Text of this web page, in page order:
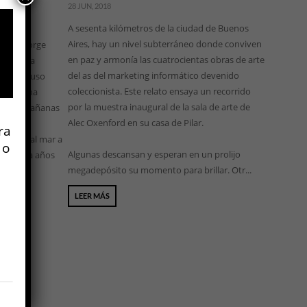
a Jorge
La
compuso
de una
las mañanas
las
frente al mar a
treinta años
28 JUN, 2018
A sesenta kilómetros de la ciudad de Buenos
Aires, hay un nivel subterráneo donde conviven
en paz y armonía las cuatrocientas obras de arte
del as del marketing informático devenido
coleccionista. Este relato ensaya un recorrido
por la muestra inaugural de la sala de arte de
Alec Oxenford en su casa de Pilar.
Algunas descansan y esperan en un prolijo
megadepósito su momento para brillar. Otr...
LEER MÁS